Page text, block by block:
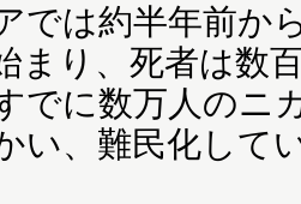
では約半年前か
まり、死者は数
でに数万人のニ
い、難民化して